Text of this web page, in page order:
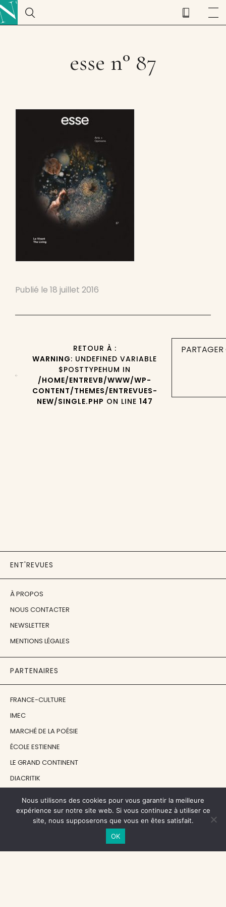
esse n° 87
Publié le 18 juillet 2016
RETOUR À :
WARNING: UNDEFINED VARIABLE
$POSTTYPEHUM IN
/HOME/ENTREVB/WWW/WP-
CONTENT/THEMES/ENTREVUES-
NEW/SINGLE.PHP ON LINE 147
ENT'REVUES
À PROPOS
NOUS CONTACTER
NEWSLETTER
MENTIONS LÉGALES
PARTENAIRES
FRANCE-CULTURE
IMEC
MARCHÉ DE LA POÉSIE
ÉCOLE ESTIENNE
LE GRAND CONTINENT
DIACRITIK
NOS SOUTIENS
CENTRE NATIONAL DU LIVRE
Nous utilisons des cookies pour vous garantir la meilleure
expérience sur notre site web. Si vous continuez à utiliser ce
site, nous supposerons que vous en êtes satisfait.
OK